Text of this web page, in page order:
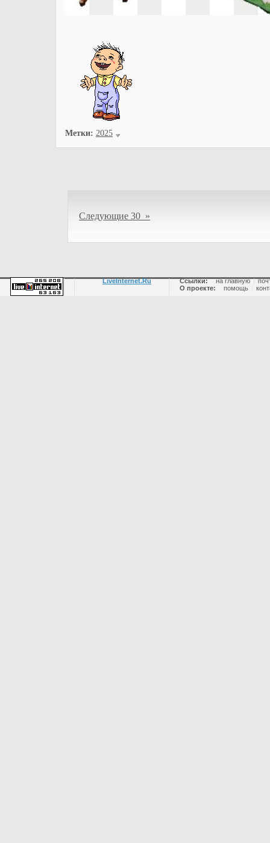
Метки: 2025
Следующие 30 »
LiveInternet.Ru Ссылки: на главную |
О проекте:
помощь